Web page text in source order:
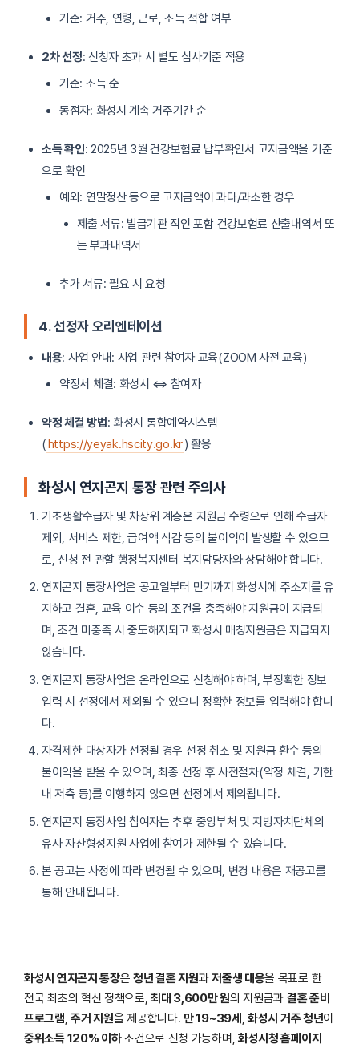
기준: 거주, 연령, 근로, 소득 적합 여부
2차 선정: 신청자 초과 시 별도 심사기준 적용
기준: 소득 순
동점자: 화성시 계속 거주기간 순
소득 확인: 2025년 3월 건강보험료 납부확인서 고지금액을 기준
으로 확인
예외: 연말정산 등으로 고지금액이 과다/과소한 경우
제출 서류: 발급기관 직인 포함 건강보험료 산출내역서 또
는 부과내역서
추가 서류: 필요 시 요청
4. 선정자 오리엔테이션
내용: 사업 안내: 사업 관련 참여자 교육(ZOOM 사전 교육)
약정서 체결: 화성시 ⇔ 참여자
약정 체결 방법: 화성시 통합예약시스템
(https://yeyak.hscity.go.kr) 활용
화성시 연지곤지 통장 관련 주의사
기초생활수급자 및 차상위 계층은 지원금 수령으로 인해 수급자
제외, 서비스 제한, 급여액 삭감 등의 불이익이 발생할 수 있으므
로, 신청 전 관할 행정복지센터 복지담당자와 상담해야 합니다.
연지곤지 통장사업은 공고일부터 만기까지 화성시에 주소지를 유
지하고 결혼, 교육 이수 등의 조건을 충족해야 지원금이 지급되
며, 조건 미충족 시 중도해지되고 화성시 매칭지원금은 지급되지
않습니다.
연지곤지 통장사업은 온라인으로 신청해야 하며, 부정확한 정보
입력 시 선정에서 제외될 수 있으니 정확한 정보를 입력해야 합니
다.
자격제한 대상자가 선정될 경우 선정 취소 및 지원금 환수 등의
불이익을 받을 수 있으며, 최종 선정 후 사전절차(약정 체결, 기한
내 저축 등)를 이행하지 않으면 선정에서 제외됩니다.
연지곤지 통장사업 참여자는 추후 중앙부처 및 지방자치단체의
유사 자산형성지원 사업에 참여가 제한될 수 있습니다.
본 공고는 사정에 따라 변경될 수 있으며, 변경 내용은 재공고를
통해 안내됩니다.
화성시 연지곤지 통장은청년 결혼 지원과저출생 대응을 목표로 한
전국 최초의 혁신 정책으로,최대 3,600만 원의 지원금과 결혼 준비
프로그램,주거 지원을 제공합니다. 만 19~39세 ,화성시 거주 청년이
중위소득 120% 이하조건으로 신청 가능하며, 화성시청 홈페이지